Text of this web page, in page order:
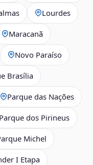
Lourdes
Maracanã
Novo Paraíso
Brasília
Parque das Nações
Parque dos Pirineus
Michel
I Etapa